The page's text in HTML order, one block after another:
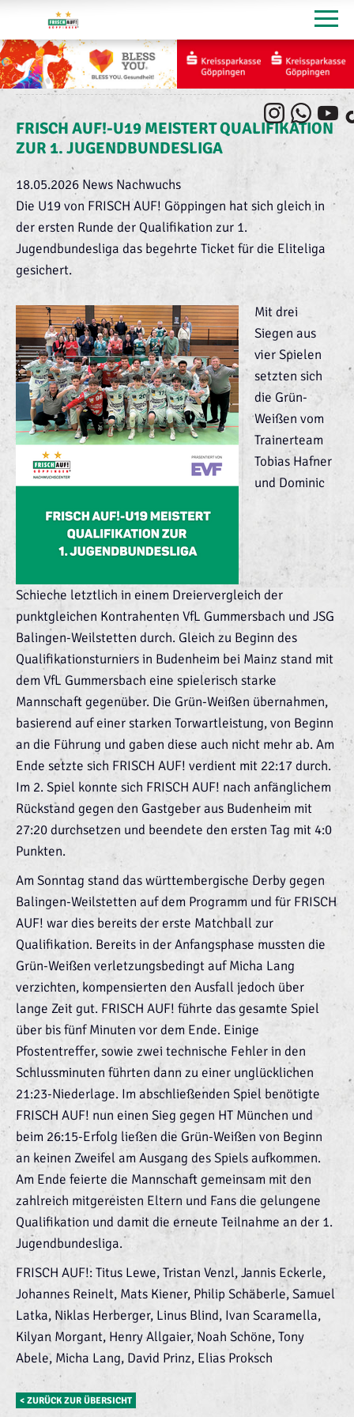
FRISCH AUF!-U19 MEISTERT QUALIFIKATION
ZUR 1. JUGENDBUNDESLIGA
18.05.2026 News Nachwuchs
Die U19 von FRISCH AUF! Göppingen hat sich gleich in
der ersten Runde der Qualifikation zur 1.
Jugendbundesliga das begehrte Ticket für die Eliteliga
gesichert.
Mit drei
Siegen aus
vier Spielen
setzten sich
die Grün-
Weißen vom
Trainerteam
Tobias Hafner
und Dominic
Schieche letztlich in einem Dreiervergleich der
punktgleichen Kontrahenten VfL Gummersbach und JSG
Balingen-Weilstetten durch. Gleich zu Beginn des
Qualifikationsturniers in Budenheim bei Mainz stand mit
dem VfL Gummersbach eine spielerisch starke
Mannschaft gegenüber. Die Grün-Weißen übernahmen,
basierend auf einer starken Torwartleistung, von Beginn
an die Führung und gaben diese auch nicht mehr ab. Am
Ende setzte sich FRISCH AUF! verdient mit 22:17 durch.
Im 2. Spiel konnte sich FRISCH AUF! nach anfänglichem
Rückstand gegen den Gastgeber aus Budenheim mit
27:20 durchsetzen und beendete den ersten Tag mit 4:0
Punkten.
Am Sonntag stand das württembergische Derby gegen
Balingen-Weilstetten auf dem Programm und für FRISCH
AUF! war dies bereits der erste Matchball zur
Qualifikation. Bereits in der Anfangsphase mussten die
Grün-Weißen verletzungsbedingt auf Micha Lang
verzichten, kompensierten den Ausfall jedoch über
lange Zeit gut. FRISCH AUF! führte das gesamte Spiel
über bis fünf Minuten vor dem Ende. Einige
Pfostentreffer, sowie zwei technische Fehler in den
Schlussminuten führten dann zu einer unglücklichen
21:23-Niederlage. Im abschließenden Spiel benötigte
FRISCH AUF! nun einen Sieg gegen HT München und
beim 26:15-Erfolg ließen die Grün-Weißen von Beginn
an keinen Zweifel am Ausgang des Spiels aufkommen.
Am Ende feierte die Mannschaft gemeinsam mit den
zahlreich mitgereisten Eltern und Fans die gelungene
Qualifikation und damit die erneute Teilnahme an der 1.
Jugendbundesliga.
FRISCH AUF!: Titus Lewe, Tristan Venzl, Jannis Eckerle,
Johannes Reinelt, Mats Kiener, Philip Schäberle, Samuel
Latka, Niklas Herberger, Linus Blind, Ivan Scaramella,
Kilyan Morgant, Henry Allgaier, Noah Schöne, Tony
Abele, Micha Lang, David Prinz, Elias Proksch
< ZURÜCK ZUR ÜBERSICHT